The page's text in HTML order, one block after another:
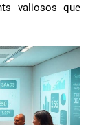
valiosos que